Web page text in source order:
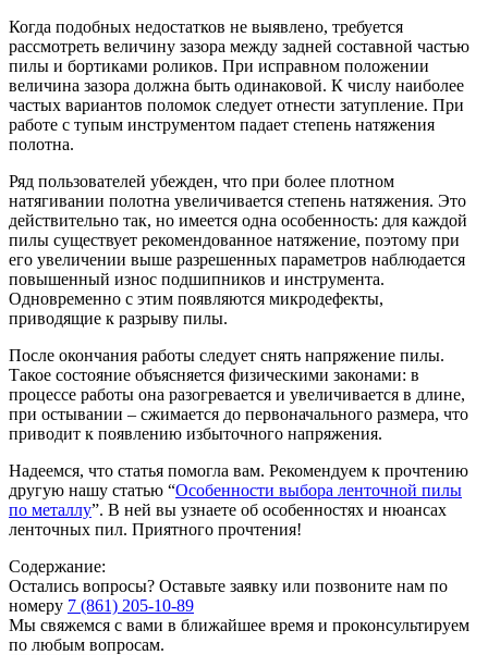
Когда подобных недостатков не выявлено, требуется
рассмотреть величину зазора между задней составной частью
пилы и бортиками роликов. При исправном положении
величина зазора должна быть одинаковой. К числу наиболее
частых вариантов поломок следует отнести затупление. При
работе с тупым инструментом падает степень натяжения
полотна.
Ряд пользователей убежден, что при более плотном
натягивании полотна увеличивается степень натяжения. Это
действительно так, но имеется одна особенность: для каждой
пилы существует рекомендованное натяжение, поэтому при
его увеличении выше разрешенных параметров наблюдается
повышенный износ подшипников и инструмента.
Одновременно с этим появляются микродефекты,
приводящие к разрыву пилы.
После окончания работы следует снять напряжение пилы.
Такое состояние объясняется физическими законами: в
процессе работы она разогревается и увеличивается в длине,
при остывании – сжимается до первоначального размера, что
приводит к появлению избыточного напряжения.
Надеемся, что статья помогла вам. Рекомендуем к прочтению
другую нашу статью “Особенности выбора ленточной пилы
по металлу”. В ней вы узнаете об особенностях и нюансах
ленточных пил. Приятного прочтения!
Содержание:
Остались вопросы? Оставьте заявку или позвоните нам по
номеру 7 (861) 205-10-89
Мы свяжемся с вами в ближайшее время и проконсультируем
по любым вопросам.